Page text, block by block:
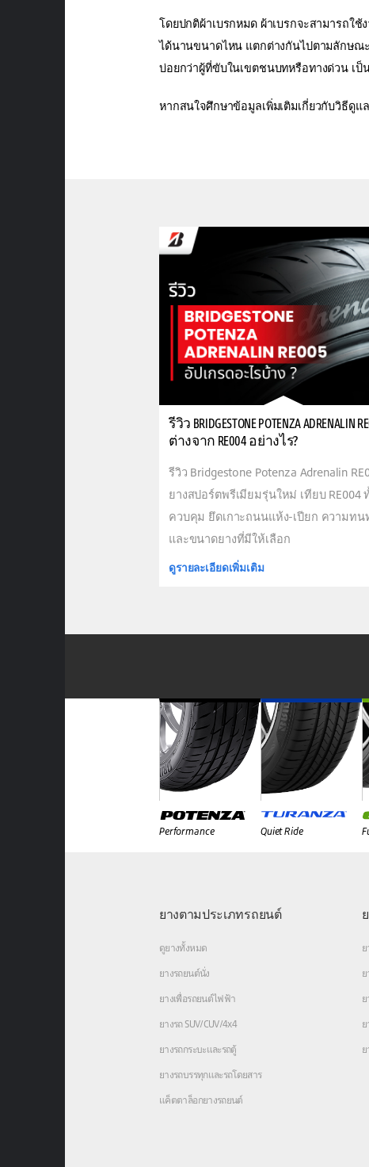
โดยปกติผ้าเบรกหมด ผ้าเบรกจะสามารถใ
ได้นานขนาดไหน แตกต่างกันไปตามลักษณ
บ่อยกว่าผู้ที่ขับในเขตชนบทหรือทางด่วน เป็
หากสนใจศึกษาข้อมูลเพิ่มเติมเกี่ยวกับวิธีดู
รีวิว BRIDGESTONE POTENZA ADRENALIN
ต่างจาก RE004 อย่างไร?
รีวิว Bridgestone Potenza Adrenalin
ยางสปอร์ตพรีเมียมรุ่นใหม่ เทียบ RE004
ควบคุม ยึดเกาะถนนแห้ง-เปียก ความทน
และขนาดยางที่มีให้เลือก
ดูรายละเอียดเพิ่มเติม
Performance Quiet Ride
ยางตามประเภทรถยนต์
ดูยางทั้งหมด
ยางรถยนต์นั่ง
ยางเพื่อรถยนต์ไฟฟ้า
ยางรถ SUV/CUV/4x4
ยางรถกระบะและรถตู้
ยางรถบรรทุกและรถโดยสาร
แค็ตตาล็อกยางรถยนต์